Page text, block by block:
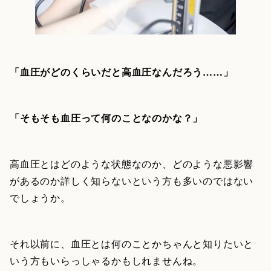
「血圧がどのくらいだと高血圧なんだろう……」
「そもそも血圧って何のことなのかな？」
高血圧とはどのような状態なのか、どのような悪影響
があるのか詳しく知らないという方も多いのではない
でしょうか。
それ以前に、血圧とは何のことかちゃんと知りたいと
いう方もいらっしゃるかもしれませんね。